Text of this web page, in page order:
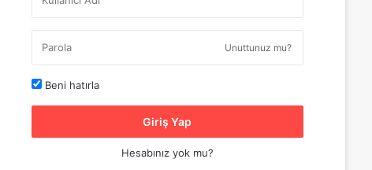
Unuttunuz mu?
Beni hatırla
Giriş Yap
Hesabınız yok mu?